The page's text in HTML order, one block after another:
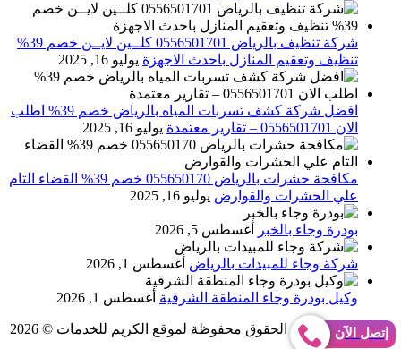
شركة تنظيف بالرياض 0556501701 كلــين لايــن خصم 39%
تنظيف وتعقيم المنازل باحدث الاجهزة يوليو 16, 2025
افضل شركة كشف تسربات المياه بالرياض خصم 39% اطلب
الان 0556501701‬‏ – تقارير معتمدة
يوليو 16, 2025
مكافحة حشرات بالرياض 055650170 خصم 39% القضاء التام
علي الحشرات والقوارض يوليو 16, 2025
بودرة وجاء بالخبر أغسطس 5, 2026
شركة وجاء للمبيدات بالرياض أغسطس 1, 2026
وكيل بودرة وجاء المنطقة الشرقية أغسطس 1, 2026
Abo Gomaa جميع الحقوق محفوظة لموقع الكريم للخدمات © 2026 إتصل الآن